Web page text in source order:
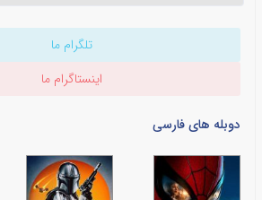
تلگرام ما
اینستاگرام ما
دوبله های فارسی